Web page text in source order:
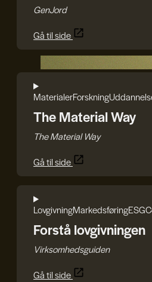
GenJord
Gå til side
MaterialerForskning
The Material Way
The Material Way
Gå til side
LovgivningMarkedsføringESG
Forstå lovgivningen
Virksomhedsguiden
Gå til side